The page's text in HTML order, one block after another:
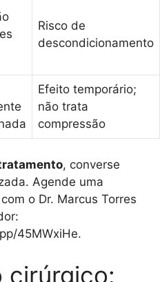
Risco de
descondicionamento
Efeito temporário;
não trata
compressão
, converse
Agende uma
o Dr. Marcus Torres
45MWxiHe.
cirúrgico: